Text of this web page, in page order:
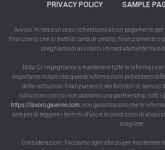
PRIVACY POLICY SAMPLE
Avviso: In nessun caso richiediamo alcun pagamento
finanziario, che si tratti di carta di credito, finanziamento o
preghiamo di avvisarci immediatamente
Nota: Ci impegniamo a mantenere tutte le
importante notare che queste informazioni potrebbero
delle istituzioni finanziarie e/o dei fornitori di servizi
istituzioni con cui non abbiamo una partnership, tutti i
https://lavoro.gaveine.com , non garantiscono che le
sempre di leggere i termini d'uso e le condizioni di
scegliete.
Considerazioni: Facciamo ogni sforzo per mantenere